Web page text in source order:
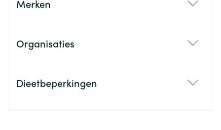
Merken
Organisaties
Dieetbeperkingen